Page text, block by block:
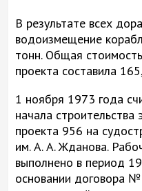
В результате всех
водоизмещение
тонн. Общая
проекта составила
1 ноября 1973 года
начала
проекта 956 на
им. А. А. Жданова.
выполнено в период
основании договора